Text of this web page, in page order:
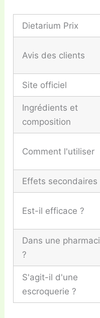
Dietarium Prix
Avis des clients
Site officiel
Ingrédients et
composition
Comment l'utiliser
Effets secondaires
Est-il efficace ?
Dans une
?
S'agit-il d'une
escroquerie ?